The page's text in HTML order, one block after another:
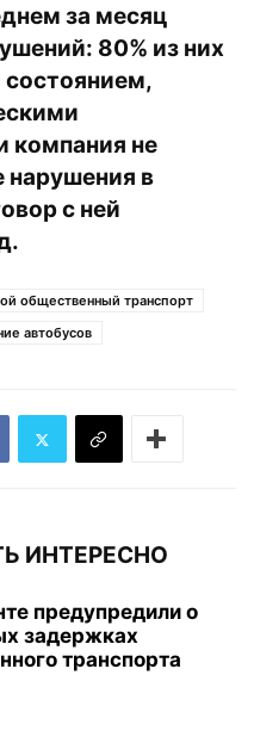
за месяц
80% из них
компания не
нарушения в
с ней
общественный транспорт
автобусов
ИНТЕРЕСНО
предупредили о
задержках
транспорта